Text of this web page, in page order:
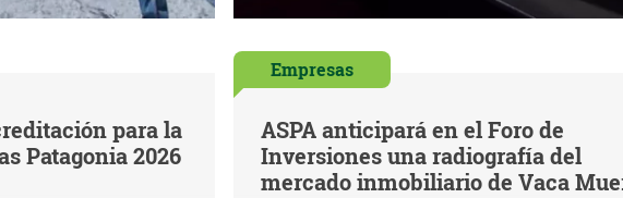
para la
Patagonia 2026
Empresas
ASPA anticipará en el Foro de
Inversiones una radiografía del
mercado inmobiliario de Vaca